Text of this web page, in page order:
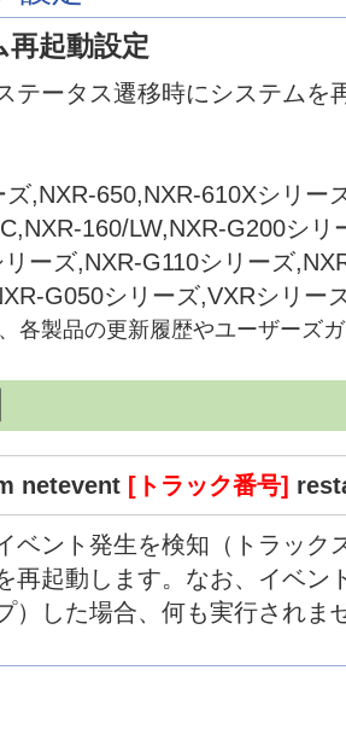
起動設定
テータス遷移時にシステムを
,NXR-650,NXR-610Xシリー
160/LW,NXR-G200シリ
ーズ,NXR-G110シリーズ
G050シリーズ,VXRシリー
各製品の更新履歴やユーザーズ
netevent [トラック番号]
ベント発生を検知（トラック
再起動します。なお、イベン
）した場合、何も実行されま